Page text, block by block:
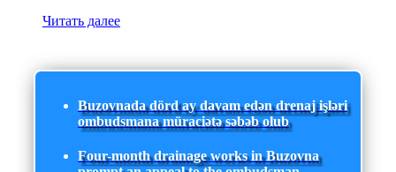
Читать далее
Buzovnada dörd ay davam edən drenaj işləri
ombudsmana müraciətə səbəb olub
Four-month drainage works in Buzovna